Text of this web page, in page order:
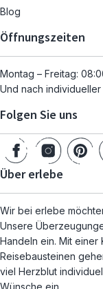
Blog
Öffnungszeiten
Montag – Freitag:
Und nach
Folgen Sie uns
Über erlebe
Wir bei erlebe
Unsere
Handeln ein. Mit einer
Reisebausteinen
viel Herzblut
Wünsche ein.